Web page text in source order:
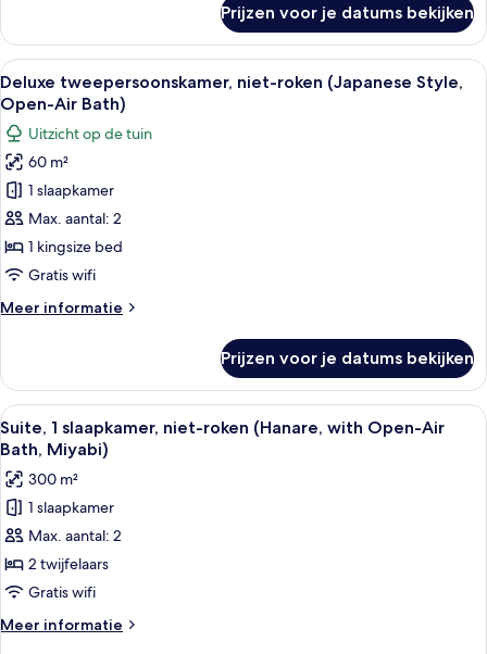
Air
Bath)
laden
Twin
kamer,
niet-
roken
(Japanese
Style,
Open-
Air
Bath)
Prijzen voor je datums bekijken
Alle
foto's
voor
Deluxe
tweepersoonskamer,
niet-
roken
(Japanese
Style,
Air
Een moderne hotelkamer met een
20
Deluxe tweepersoonskamer, niet-roken (Japanese Style,
Open-Air Bath)
Uitzicht op de tuin
60 m²
1 slaapkamer
Max. aantal: 2
1 kingsize bed
Gratis wifi
Meer informatie
Meer
tweepersoonskamer,
niet-
roken
(Japanese
Style,
Open-
Air
Bath)
Prijzen voor je datums bekijken
Alle
foto's
voor
Suite,
slaapkamer,
niet-
roken
(Hanare,
with
Een moderne spa-ruimte met een
27
Suite, 1 slaapkamer, niet-roken (Hanare, with Open-Air
Bath, Miyabi)
300 m²
1 slaapkamer
Max. aantal: 2
2 twijfelaars
Gratis wifi
Meer informatie
Meer